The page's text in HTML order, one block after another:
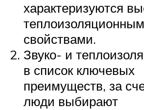
характеризуются
свойствами.
Звуко- и
в список ключевых
преимуществ, за
люди выбирают